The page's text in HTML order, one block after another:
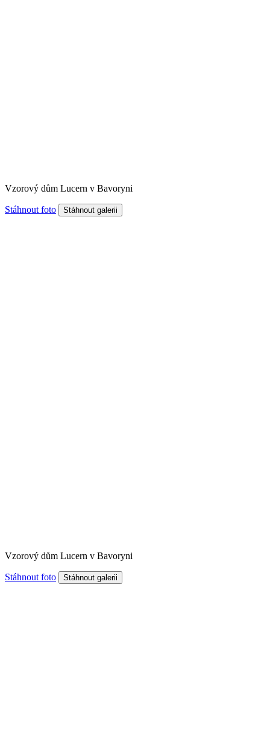
Vzorový dům Lucern v Bavoryni
Stáhnout foto
Vzorový dům Lucern v Bavoryni
Stáhnout foto